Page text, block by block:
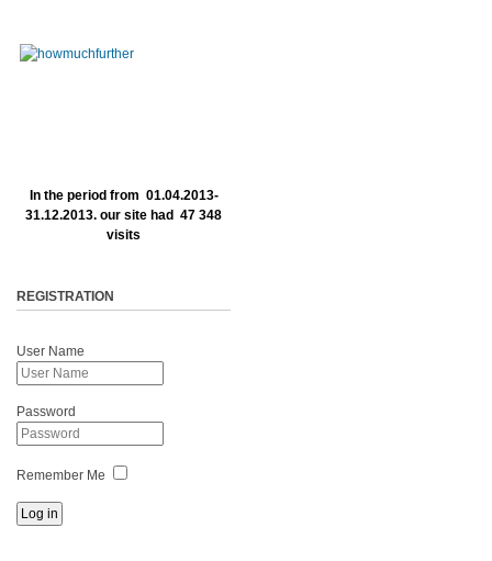
In the period from 01.04.2013-
31.12.2013. our site had 47 348
visits
REGISTRATION
User Name
Password
Remember Me